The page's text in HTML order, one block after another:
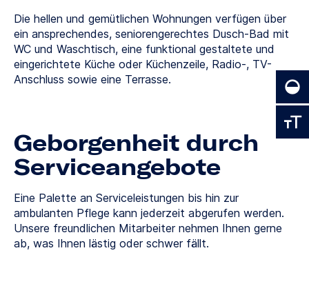
Die hellen und gemütlichen Wohnungen verfügen über
ein ansprechendes, seniorengerechtes Dusch-Bad mit
WC und Waschtisch, eine funktional gestaltete und
eingerichtete Küche oder Küchenzeile, Radio-, TV-
Anschluss sowie eine Terrasse.
Geborgenheit durch
Serviceangebote
Eine Palette an Serviceleistungen bis hin zur
ambulanten Pflege kann jederzeit abgerufen werden.
Unsere freundlichen Mitarbeiter nehmen Ihnen gerne
ab, was Ihnen lästig oder schwer fällt.